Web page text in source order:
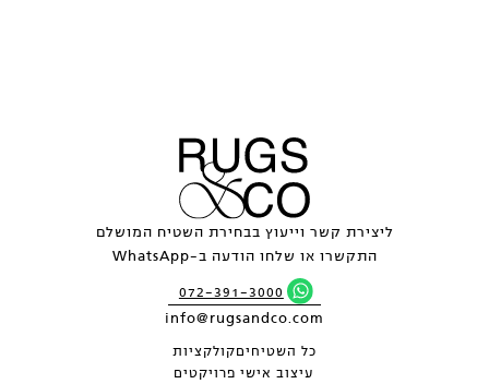
ליצירת קשר וייעוץ בבחירת השטיח המושלם
התקשרו או שלחו הודעה ב-WhatsApp
072-391-3000
info@rugsandco.com
כל השטיחים
עיצוב אישי
קולקציות
פרויקטים